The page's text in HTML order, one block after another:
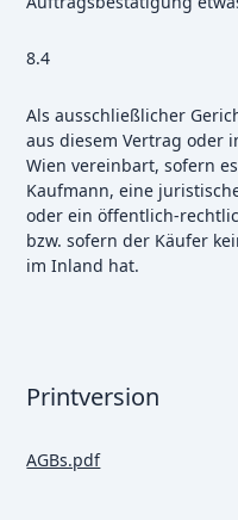
8.4
Als ausschließlicher
aus diesem Vertrag oder
Wien vereinbart, sofern
Kaufmann, eine
oder ein öffentlich-
bzw. sofern der Käufer
im Inland hat.
Printversion
AGBs.pdf